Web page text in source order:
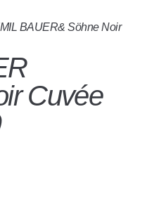
BAUER& Söhne Noir
Cuvée